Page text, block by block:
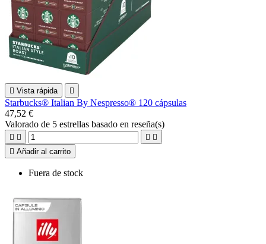
 Vista rápida 
Starbucks® Italian By Nespresso® 120 cápsulas
47,52 €
Valorado de 5 estrellas basado en reseña(s)
   
 Añadir al carrito
Fuera de stock